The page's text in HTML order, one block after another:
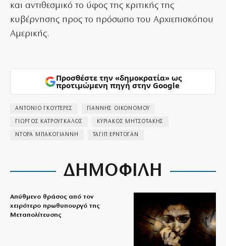
και αντιθεσμικό το ύφος της κριτικής της
κυβέρνησης προς το πρόσωπο του Αρχιεπισκόπου
Αμερικής.
Προσθέστε την «δημοκρατία» ως
προτιμώμενη πηγή στην Google
ΑΝΤΟΝΙΟ ΓΚΟΥΤΕΡΕΣ ΓΙΑΝΝΗΣ ΟΙΚΟΝΟΜΟΥ
ΓΙΩΡΓΟΣ ΚΑΤΡΟΥΓΚΑΛΟΣ ΚΥΡΙΑΚΟΣ ΜΗΤΣΟΤΑΚΗΣ
ΝΤΟΡΑ ΜΠΑΚΟΓΙΑΝΝΗ ΤΑΓΙΠ ΕΡΝΤΟΓΑΝ
ΔΗΜΟΦΙΛΗ
Απύθμενο θράσος από τον
χειρότερο πρωθυπουργό της
Μεταπολίτευσης